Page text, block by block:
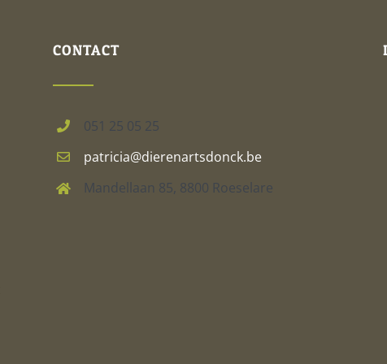
CONTACT
051 25 05 25
patricia@dierenartsdonck.be
Mandellaan 85, 8800 Roeselare